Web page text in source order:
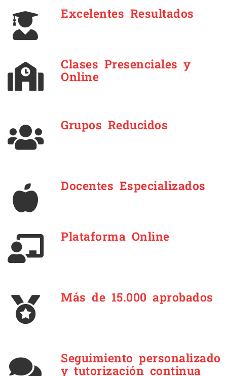
Excelentes Resultados
Clases Presenciales y
Online
Grupos Reducidos
Docentes Especializados
Plataforma Online
Más de 15.000 aprobados
Seguimiento personalizado
y tutorización continua